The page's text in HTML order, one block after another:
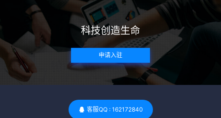
带任何可传染给受卵者的病原体。 药物与生活习惯：捐赠者需
要是非尼古丁使用者、非吸烟者、非吸毒者，并且未使用可能
影响卵子质量的药物，如某些精神药物和避孕植入物。 学历与
心理标准 学历要求：部分卵子库对捐赠者的学历有一定要求，
但这并非普遍标准。一些卵子库可能更倾向于选择受过高等教
育的女性作为捐赠者，但这并不是绝对的筛选条件。 心理状态
评估：捐赠者需要进行心理状态评估，以确定其对捐赠过程的
于确保捐赠者在捐赠过程中保持积极的心态，并理解其捐赠行
科技创造生命
申请入驻
客服QQ : 162172840